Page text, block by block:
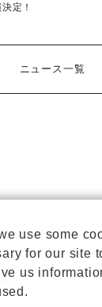
定！
ニュース一覧
use some
for our site
us